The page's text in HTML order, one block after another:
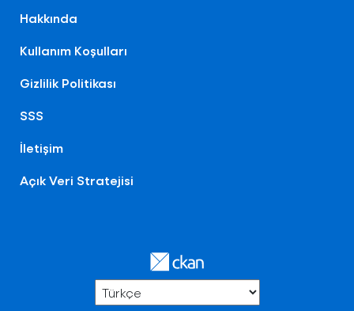
Hakkında
Kullanım Koşulları
Gizlilik Politikası
SSS
İletişim
Açık Veri Stratejisi